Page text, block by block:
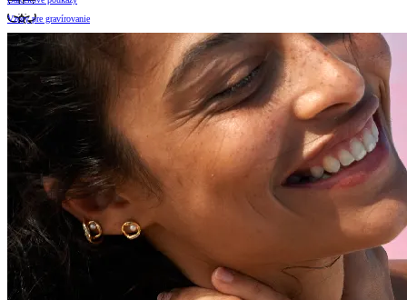
Vzory pre gravírovanie